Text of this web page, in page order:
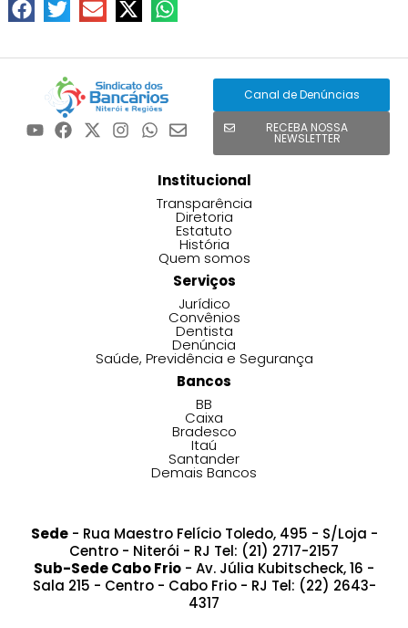
Canal de Denúncias
RECEBA NOSSA
NEWSLETTER
Institucional
Transparência
Diretoria
Estatuto
História
Quem somos
Serviços
Jurídico
Convênios
Dentista
Denúncia
Saúde, Previdência e Segurança
Bancos
BB
Caixa
Bradesco
Itaú
Santander
Demais Bancos
Sede- Rua Maestro Felício Toledo, 495 - S/Loja -
Centro - Niterói - RJ Tel: (21) 2717-2157
Sub-Sede Cabo Frio - Av. Júlia Kubitscheck, 16 -
Sala 215 - Centro - Cabo Frio - RJ Tel: (22) 2643-
4317